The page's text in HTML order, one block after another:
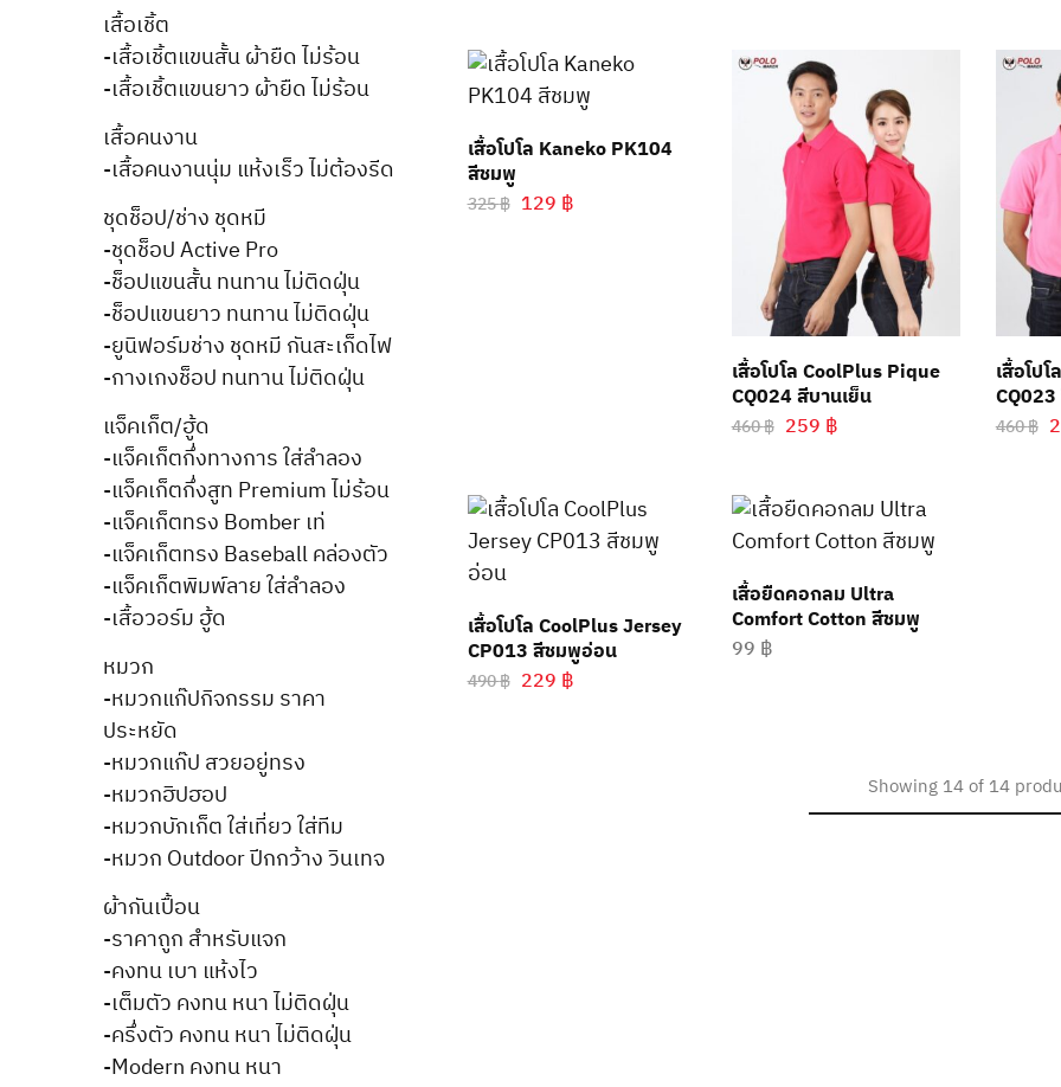
เสื้อโปโล Kaneko PK104
สีชมพู
325฿ 129 ฿
เสื้อโปโล CoolPlus Pique
CQ024 สีบานเย็น
460฿ 259 ฿
เสื้อโป
460฿
เสื้อโปโล CoolPlus Jersey
CP013 สีชมพูอ่อน
490฿ 229 ฿
เสื้อยืดคอกลม Ultra
Comfort Cotton สีชมพู
99 ฿
Showing 14of 14
เสื้อเชิ้ต
-เสื้อเชิ้ตแขนสั้น ผ้ายืด ไม่ร้อน
-เสื้อเชิ้ตแขนยาว ผ้ายืด ไม่ร้อน
เสื้อคนงาน
-เสื้อคนงานนุ่ม แห้งเร็ว ไม่ต้องรีด
ชุดช็อป/ช่าง ชุดหมี
-ชุดช็อป Active Pro
-ช็อปแขนสั้น ทนทาน ไม่ติดฝุ่น
-ช็อปแขนยาว ทนทาน ไม่ติดฝุ่น
-ยูนิฟอร์มช่าง ชุดหมี กันสะเก็ดไฟ
-กางเกงช็อป ทนทาน ไม่ติดฝุ่น
แจ็คเก็ต/ฮู้ด
-แจ็คเก็ตกึ่งทางการ ใส่ลำลอง
-แจ็คเก็ตกึ่งสูท Premium ไม่ร้อน
-แจ็คเก็ตทรง Bomber เท่
-แจ็คเก็ตทรง Baseball คล่องตัว
-แจ็คเก็ตพิมพ์ลาย ใส่ลำลอง
-เสื้อวอร์ม ฮู้ด
หมวก
-หมวกแก๊ปกิจกรรม ราคา
ประหยัด
-หมวกแก๊ป สวยอยู่ทรง
-หมวกฮิปฮอป
-หมวกบักเก็ต ใส่เที่ยว ใส่ทีม
-หมวก Outdoor ปีกกว้าง วินเทจ
ผ้ากันเปื้อน
-ราคาถูก สำหรับแจก
-คงทน เบา แห้งไว
-เต็มตัว คงทน หนา ไม่ติดฝุ่น
-ครึ่งตัว คงทน หนา ไม่ติดฝุ่น
-Modern คงทน หนา